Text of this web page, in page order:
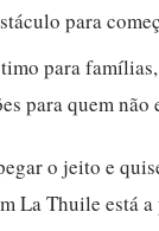
para
para
para quem não
o jeito e
La Thuile está